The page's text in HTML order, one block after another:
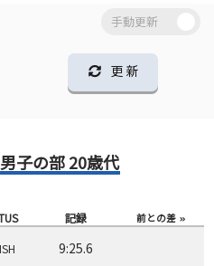
更 新
子の部 20歳代
記録 前との差
9:25.6